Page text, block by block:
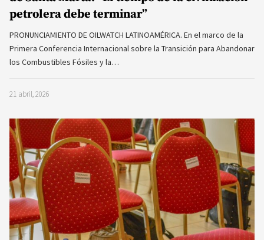
petrolera debe terminar”
PRONUNCIAMIENTO DE OILWATCH LATINOAMÉRICA. En el marco de la
Primera Conferencia Internacional sobre la Transición para Abandonar
los Combustibles Fósiles y la…
21 abril, 2026